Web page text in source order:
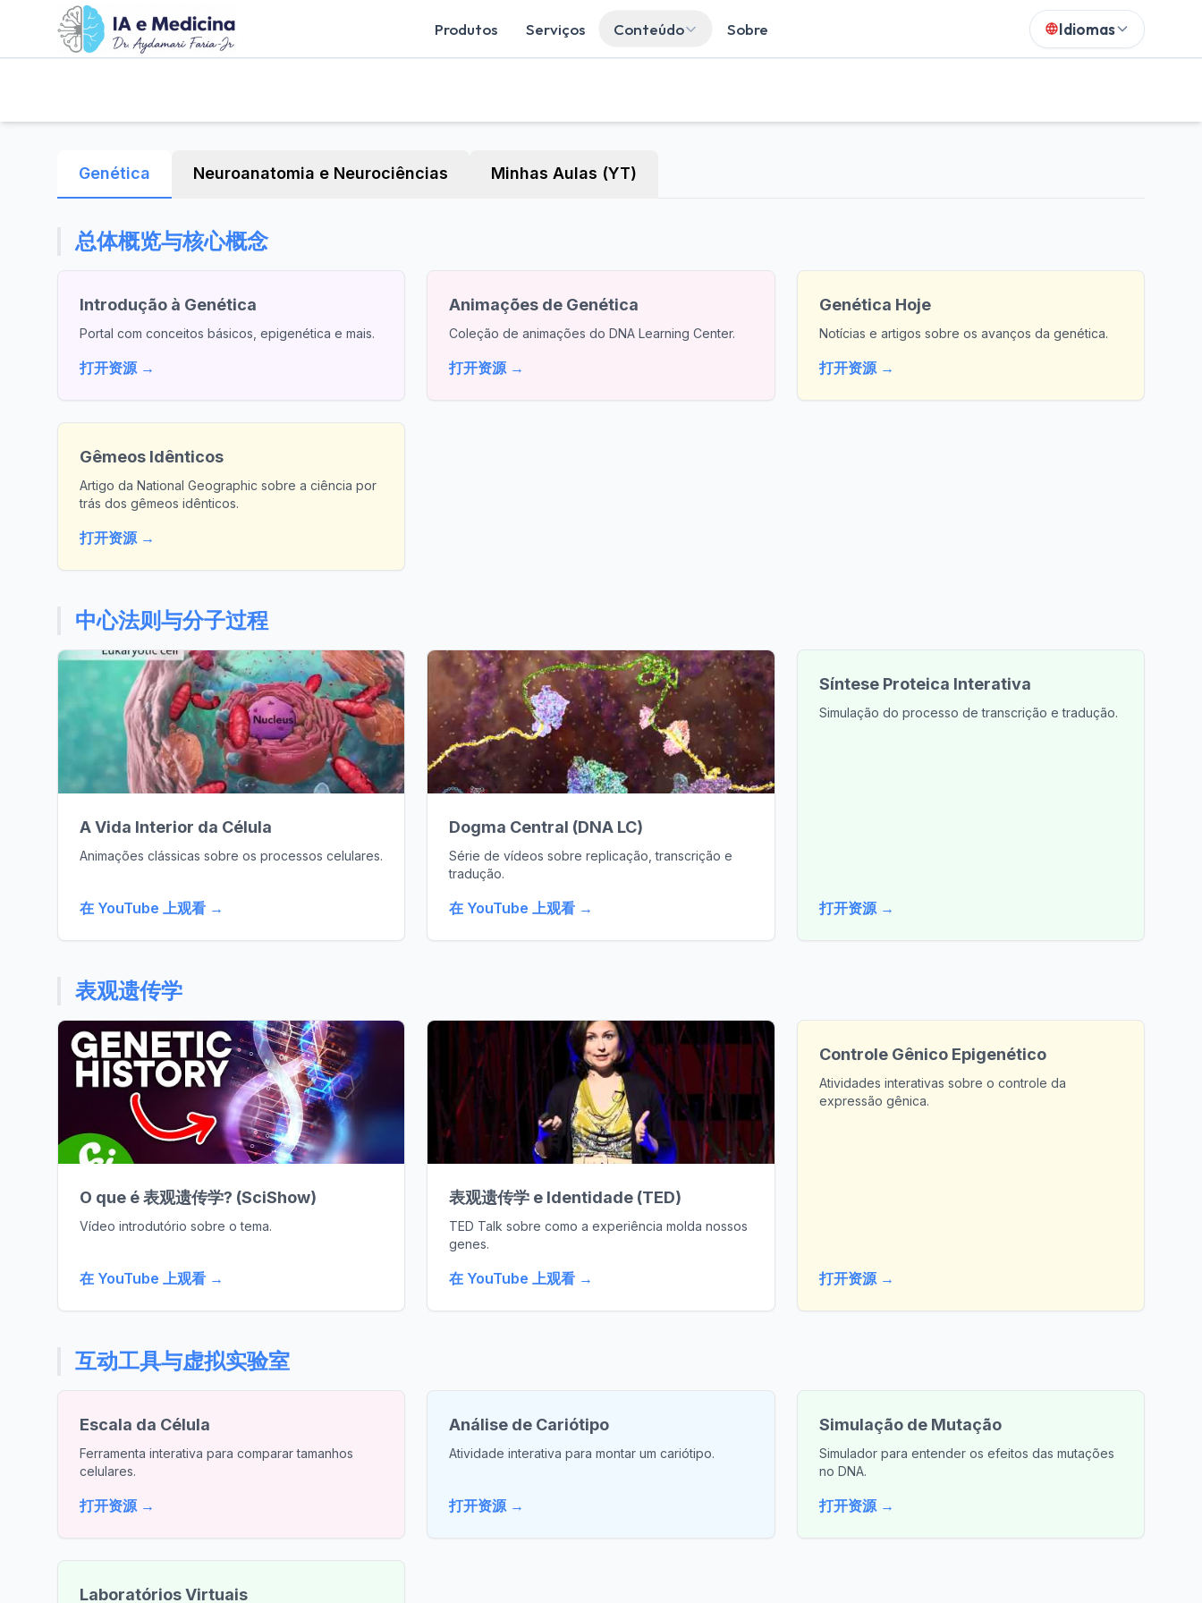
Produtos Serviços Conteúdo Sobre Idiomas
Genética Neuroanatomia e Neurociências Minhas Aulas (YT)
总体概览与核心概念
Introdução à Genética
Portal com conceitos básicos, epigenética e mais.
打开资源 →
Animações de Genética
Coleção de animações do DNA Learning Center.
打开资源 →
Genética Hoje
Notícias e artigos sobre os avanços da genética.
打开资源 →
Gêmeos Idênticos
Artigo da National Geographic sobre a ciência por
trás dos gêmeos idênticos.
打开资源 →
中心法则与分子过程
A Vida Interior da Célula
Animações clássicas sobre os processos celulares.
在 YouTube 上观看 →
Dogma Central (DNA LC)
Série de vídeos sobre replicação, transcrição e
tradução.
在 YouTube 上观看 →
Síntese Proteica Interativa
Simulação do processo de transcrição e tradução.
打开资源 →
表观遗传学
O que é 表观遗传学? (SciShow)
Vídeo introdutório sobre o tema.
在 YouTube 上观看 →
表观遗传学 e Identidade (TED)
TED Talk sobre como a experiência molda nossos
genes.
在 YouTube 上观看 →
Controle Gênico Epigenético
Atividades interativas sobre o controle da
expressão gênica.
打开资源 →
互动工具与虚拟实验室
Escala da Célula
Ferramenta interativa para comparar tamanhos
celulares.
打开资源 →
Análise de Cariótipo
Atividade interativa para montar um cariótipo.
打开资源 →
Simulação de Mutação
Simulador para entender os efeitos das mutações
no DNA.
打开资源 →
Laboratórios Virtuais